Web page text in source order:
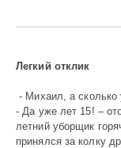
Легкий отклик
- Михаил, а сколько
- Да уже лет 15! –
летний уборщик
принялся за колку